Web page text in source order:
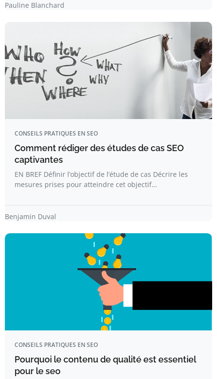
Pauline Blanchard
CONSEILS PRATIQUES EN SEO
Comment rédiger des études de cas SEO
captivantes
EN BREF Définir l’objectif de l’étude de cas Décrire les
mesures prises pour atteindre cet objectif…
Benjamin Duval
CONSEILS PRATIQUES EN SEO
Pourquoi le contenu de qualité est essentiel
pour le seo